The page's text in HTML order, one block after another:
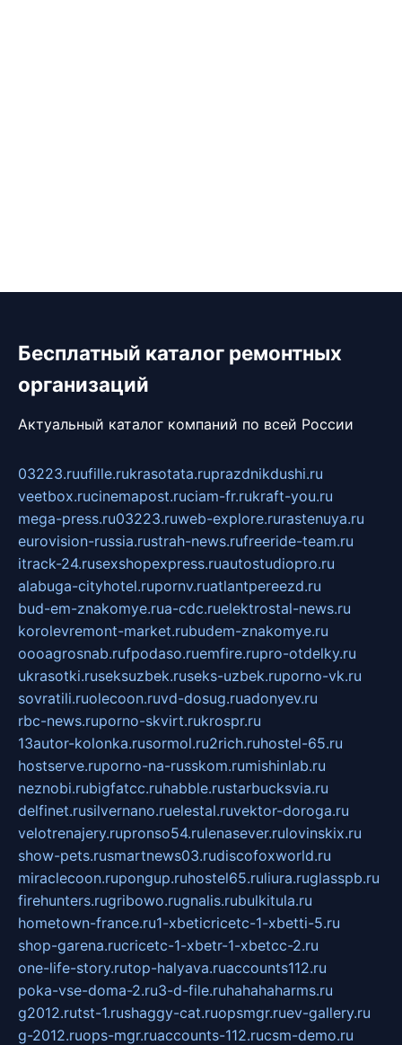
Бесплатный каталог ремонтных
организаций
Актуальный каталог компаний по всей России
03223.ruufille.rukrasotata.ruprazdnikdushi.ru
veetbox.rucinemapost.ruciam-fr.rukraft-you.ru
mega-press.ru03223.ruweb-explore.rurastenuya.ru
eurovision-russia.rustrah-news.rufreeride-team.ru
itrack-24.rusexshopexpress.ruautostudiopro.ru
alabuga-cityhotel.rupornv.ruatlantpereezd.ru
bud-em-znakomye.rua-cdc.ruelektrostal-news.ru
korolevremont-market.rubudem-znakomye.ru
oooagrosnab.rufpodaso.ruemfire.rupro-otdelky.ru
ukrasotki.ruseksuzbek.ruseks-uzbek.ruporno-vk.ru
sovratili.ruolecoon.ruvd-dosug.ruadonyev.ru
rbc-news.ruporno-skvirt.rukrospr.ru
13autor-kolonka.rusormol.ru2rich.ruhostel-65.ru
hostserve.ruporno-na-russkom.rumishinlab.ru
neznobi.rubigfatcc.ruhabble.rustarbucksvia.ru
delfinet.rusilvernano.ruelestal.ruvektor-doroga.ru
velotrenajery.rupronso54.rulenasever.rulovinskix.ru
show-pets.rusmartnews03.rudiscofoxworld.ru
miraclecoon.rupongup.ruhostel65.ruliura.ruglasspb.ru
firehunters.rugribowo.rugnalis.rubulkitula.ru
hometown-france.ru1-xbeticricetc-1-xbetti-5.ru
shop-garena.rucricetc-1-xbetr-1-xbetcc-2.ru
one-life-story.rutop-halyava.ruaccounts112.ru
poka-vse-doma-2.ru3-d-file.ruhahahaharms.ru
g2012.rutst-1.rushaggy-cat.ruopsmgr.ruev-gallery.ru
g-2012.ruops-mgr.ruaccounts-112.rucsm-demo.ru